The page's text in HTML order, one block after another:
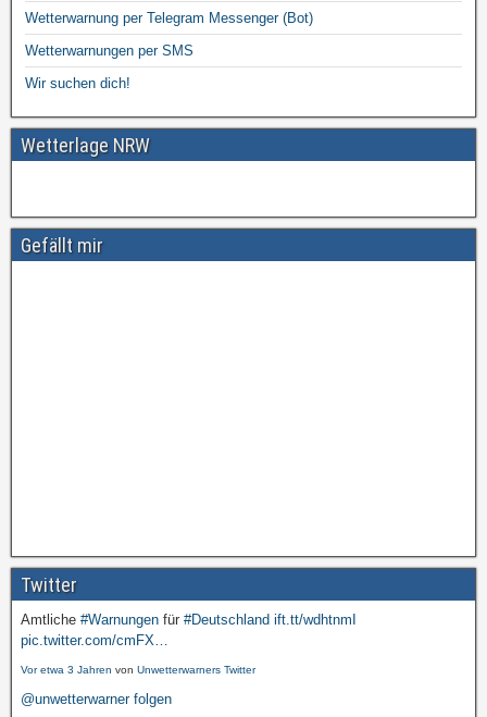
Wetterwarnung per Telegram Messenger (Bot)
Wetterwarnungen per SMS
Wir suchen dich!
Wetterlage NRW
Gefällt mir
Twitter
Amtliche #Warnungen für #Deutschland ift.tt/wdhtnmI
pic.twitter.com/cmFX…
Vor etwa 3 Jahren von Unwetterwarners Twitter
@unwetterwarner folgen